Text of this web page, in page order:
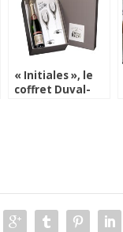
« Initiales », le
coffret Duval-